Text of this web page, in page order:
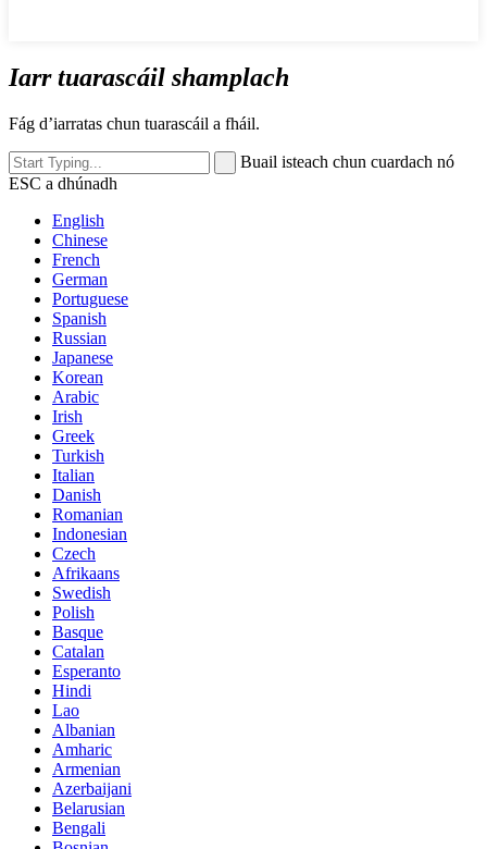
Iarr tuarascáil shamplach
Fág d’iarratas chun tuarascáil a fháil.
Buail isteach chun cuardach nó
ESC a dhúnadh
English
Chinese
French
German
Portuguese
Spanish
Russian
Japanese
Korean
Arabic
Irish
Greek
Turkish
Italian
Danish
Romanian
Indonesian
Czech
Afrikaans
Swedish
Polish
Basque
Catalan
Esperanto
Hindi
Lao
Albanian
Amharic
Armenian
Azerbaijani
Belarusian
Bengali